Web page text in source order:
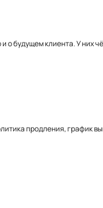
о будущем клиента. У них
продления, график